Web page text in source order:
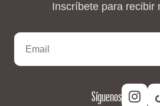
Inscríbete para recibir
Síguenos